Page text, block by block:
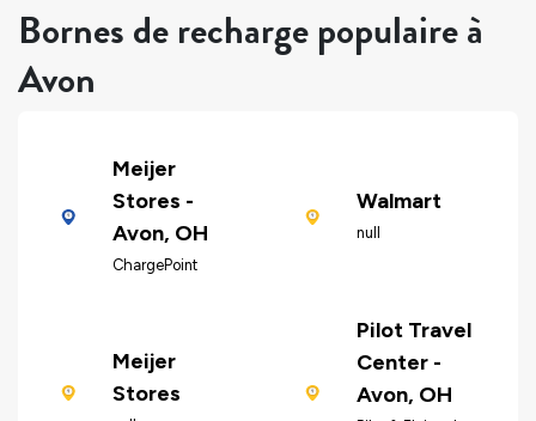
Bornes de recharge populaire à
Avon
Meijer
Stores -
Avon, OH
ChargePoint
Walmart
null
Meijer
Stores
Pilot Travel
Center -
Avon, OH